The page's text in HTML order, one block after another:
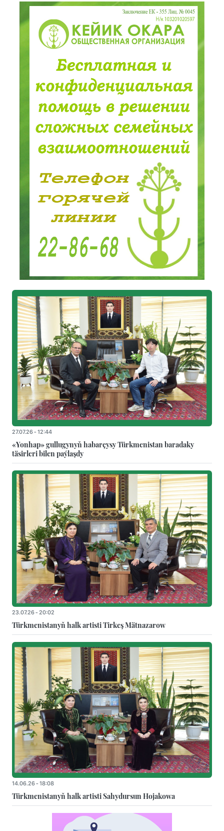
27.07.26 - 12:44
«Yonhap» gullugynyň habarçysy Türkmenistan baradaky
täsirleri bilen paýlaşdy
23.07.26 - 20:02
Türkmenistanyň halk artisti Tirkeş Mätnazarow
14.06.26 - 18:08
Türkmenistanyň halk artisti Sahydursun Hojakowa